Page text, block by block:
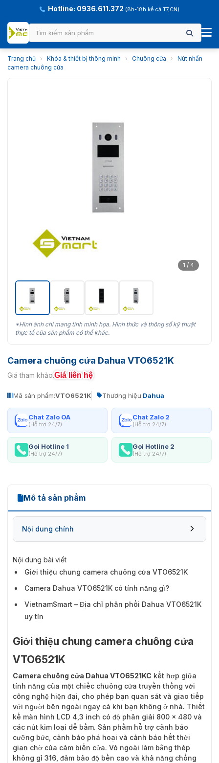
Hotline: 0936.611.372 (8h-18h kể cả T7,CN)
Trang chủ › Khóa & thiết bị thông minh › Chuông cửa ›
Nút nhấn
camera chuông cửa
1 / 4
*Hình ảnh chỉ mang tính minh họa. Hình thức và thông số kỹ thuật
thực tế của sản phẩm có thể khác.
Camera chuông cửa Dahua VTO6521K
Giá tham khảo:Giá liên hệ
Mã sản phẩm:VTO6521K Thương hiệu:Dahua
Chat Zalo OA
(Hỗ trợ 24/7)
Chat Zalo 2
(Hỗ trợ 24/7)
Gọi Hotline 1
(Hỗ trợ 24/7)
Gọi Hotline 2
(Hỗ trợ 24/7)
Mô tả sản phẩm
Nội dung chính
Nội dung bài viết
Giới thiệu chung camera chuông cửa VTO6521K
Camera Dahua VTO6521K có tính năng gì?
VietnamSmart – Địa chỉ phân phối Dahua VTO6521K
uy tín
Giới thiệu chung camera chuông cửa
VTO6521K
Camera chuông cửa Dahua VTO6521KC kết hợp giữa
tính năng của một chiếc chuông cửa truyền thống với
công nghệ hiện đại, cho phép bạn quan sát và giao tiếp
với người bên ngoài ngay cả khi bạn không ở nhà. Thiết
kế màn hình LCD 4,3 inch có độ phân giải 800 × 480 và
các nút kim loại dễ bấm. Sản phẩm hỗ trợ cảnh báo
cưỡng bức, cảnh báo phá hoại và cảnh báo hết thời
gian chờ của cảm biến cửa. Vỏ ngoài làm bằng thép
không gỉ 316, đảm bảo độ bền cao và khả năng chống